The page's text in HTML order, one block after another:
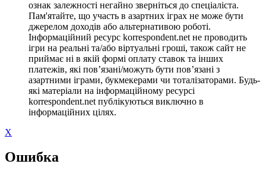
ознак залежності негайно зверніться до спеціаліста.
Пам'ятайте, що участь в азартних іграх не може бути
джерелом доходів або альтернативою роботі.
Інформаційний ресурс korrespondent.net не проводить
ігри на реальні та/або віртуальні гроші, також сайт не
приймає ні в якій формі оплату ставок та інших
платежів, які пов’язані/можуть бути пов’язані з
азартними іграми, букмекерами чи тоталізаторами. Будь-
які матеріали на інформаційному ресурсі
korrespondent.net публікуються виключно в
інформаційних цілях.
X
Ошибка